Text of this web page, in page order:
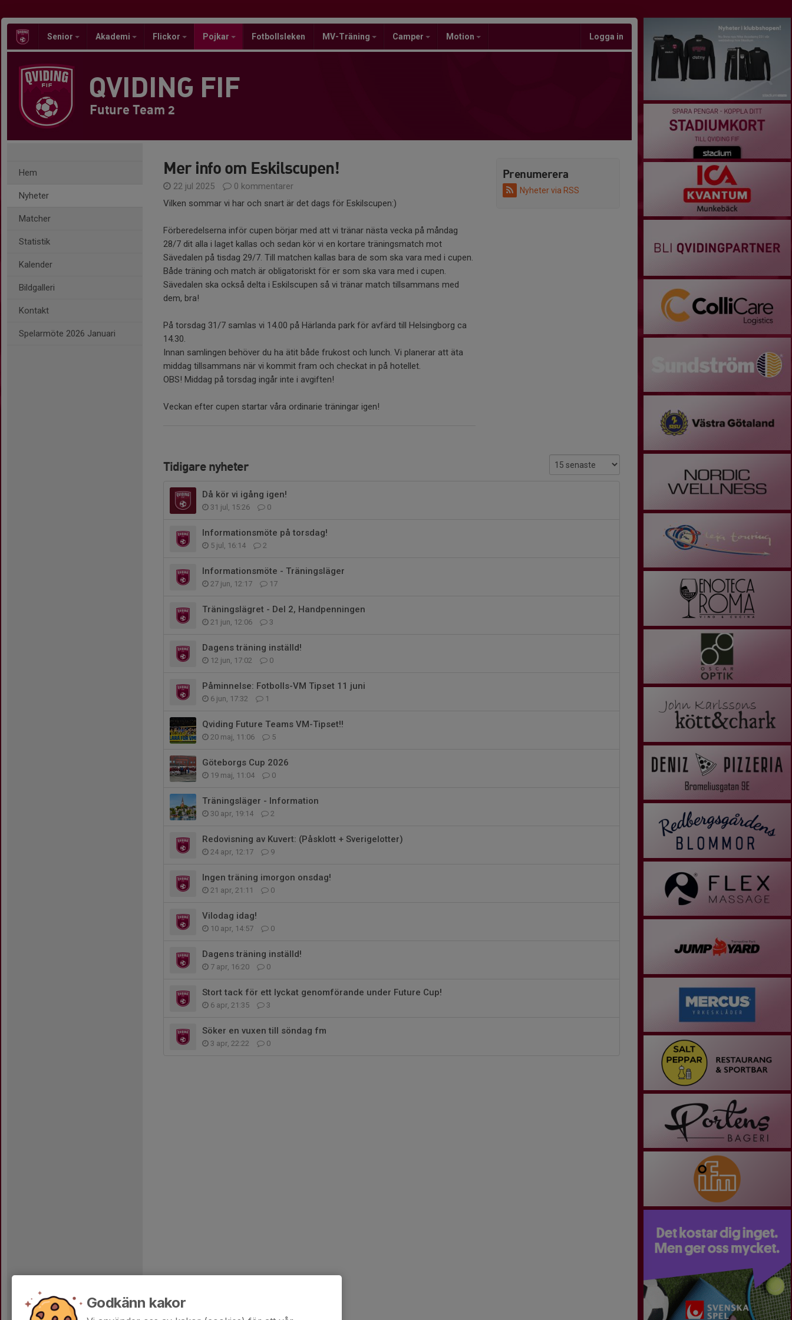
Senior Akademi Flickor Pojkar Fotbollsleken MV-Träning Camper Motion Logga in
QVIDING FIF
Future Team 2
Hem
Nyheter
Matcher
Statistik
Kalender
Bildgalleri
Kontakt
Spelarmöte 2026 Januari
Prenumerera
Nyheter via RSS
Mer info om Eskilscupen!
22 jul 2025
0 kommentarer
Vilken sommar vi har och snart är det dags för Eskilscupen:)
Förberedelserna inför cupen börjar med att vi tränar nästa vecka på måndag
28/7 dit alla i laget kallas och sedan kör vi en kortare träningsmatch mot
Sävedalen på tisdag 29/7. Till matchen kallas bara de som ska vara med i cupen.
Både träning och match är obligatoriskt för er som ska vara med i cupen.
Sävedalen ska också delta i Eskilscupen så vi tränar match tillsammans med
dem, bra!
På torsdag 31/7 samlas vi 14.00 på Härlanda park för avfärd till Helsingborg ca
14.30.
Innan samlingen behöver du ha ätit både frukost och lunch. Vi planerar att äta
middag tillsammans när vi kommit fram och checkat in på hotellet.
OBS! Middag på torsdag ingår inte i avgiften!
Veckan efter cupen startar våra ordinarie träningar igen!
Tidigare nyheter
Då kör vi igång igen!
31 jul, 15:26 0
Informationsmöte på torsdag!
5 jul, 16:14 2
Informationsmöte - Träningsläger
27 jun, 12:17 17
Träningslägret - Del 2, Handpenningen
21 jun, 12:06 3
Dagens träning inställd!
12 jun, 17:02 0
Påminnelse: Fotbolls-VM Tipset 11 juni
6 jun, 17:32 1
Qviding Future Teams VM-Tipset!!
20 maj, 11:06 5
Göteborgs Cup 2026
19 maj, 11:04 0
Träningsläger - Information
30 apr, 19:14 2
Redovisning av Kuvert: (Påsklott + Sverigelotter)
24 apr, 12:17 9
Ingen träning imorgon onsdag!
21 apr, 21:11 0
Vilodag idag!
10 apr, 14:57 0
Dagens träning inställd!
7 apr, 16:20 0
Stort tack för ett lyckat genomförande under Future Cup!
6 apr, 21:35 3
Söker en vuxen till söndag fm
3 apr, 22:22 0
Godkänn kakor